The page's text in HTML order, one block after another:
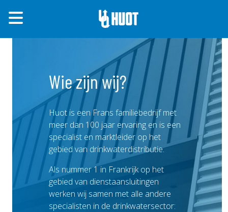
Wie zijn wij?
Huot is een Frans familiebedrijf met
meer dan 100 jaar ervaring en is een
specialist en marktleider op het
gebied van drinkwaterdistributie.
Als nummer 1 in Frankrijk op het
gebied van dienstaansluitingen
werken wij samen met alle andere
specialisten in de drinkwatersector: